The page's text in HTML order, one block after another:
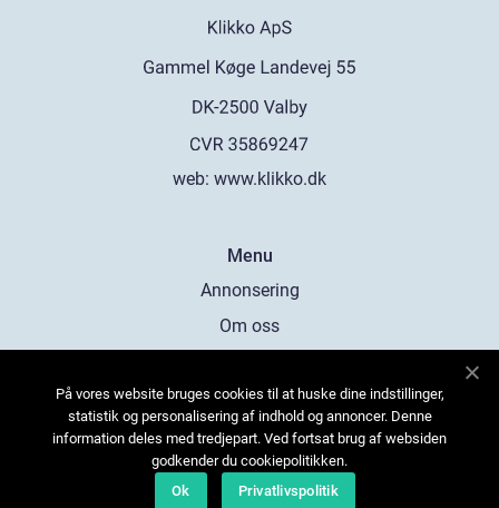
web: www.klikko.dk
Menu
Annonsering
Om oss
Kontakta oss
Sitemap
På vores website bruges cookies til at huske dine indstillinger,
statistik og personalisering af indhold og annoncer. Denne
information deles med tredjepart. Ved fortsat brug af websiden
godkender du cookiepolitikken.
Ok
Privatlivspolitik